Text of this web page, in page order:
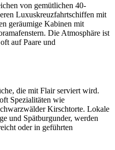
von gemütlichen 40-
Luxuskreuzfahrtschiffen mit
geräumige Kabinen mit
Die Atmosphäre ist
auf Paare und
die mit Flair serviert wird.
Spezialitäten wie
Kirschtorte. Lokale
und Spätburgunder, werden
oder in geführten